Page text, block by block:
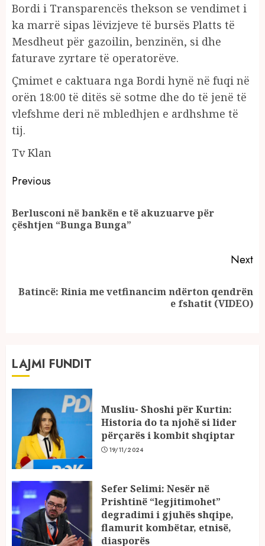
Bordi i Transparencës thekson se vendimet i
ka marrë sipas lëvizjeve të bursës Platts të
Mesdheut për gazoilin, benzinën, si dhe
faturave zyrtare të operatorëve.
Çmimet e caktuara nga Bordi hynë në fuqi në
orën 18:00 të ditës së sotme dhe do të jenë të
vlefshme deri në mbledhjen e ardhshme të
tij.
Tv Klan
Continue
Reading
Previous
Berlusconi në bankën e të akuzuarve për
çështjen “Bunga Bunga”
Next
Next
Batincë: Rinia me vetfinancim ndërton qendrën
e fshatit (VIDEO)
LAJMI FUNDIT
Musliu- Shoshi për Kurtin:
Historia do ta njohë si lider
përçarës i kombit shqiptar
19/11/2024
Sefer Selimi: Nesër në
Prishtinë “legjitimohet”
degradimi i gjuhës shqipe,
flamurit kombëtar, etnisë,
diasporës